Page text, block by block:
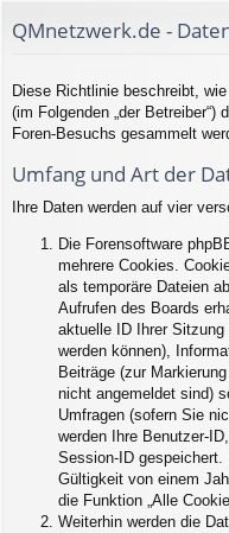
QMnetzwerk.de -
Diese Richtlinie beschreibt, wie
(im Folgenden „der Betreiber“)
Foren-Besuchs gesammelt
Umfang und Art der
Ihre Daten werden auf vier
Die Forensoftware
mehrere Cookies.
als temporäre Dateien
Aufrufen des Boards
aktuelle ID Ihrer
werden können),
Beiträge (zur
nicht angemeldet sind)
Umfragen (sofern Sie
werden Ihre Benutzer-
Session-ID gespeichert.
Gültigkeit von einem
die Funktion „Alle
Weiterhin werden die